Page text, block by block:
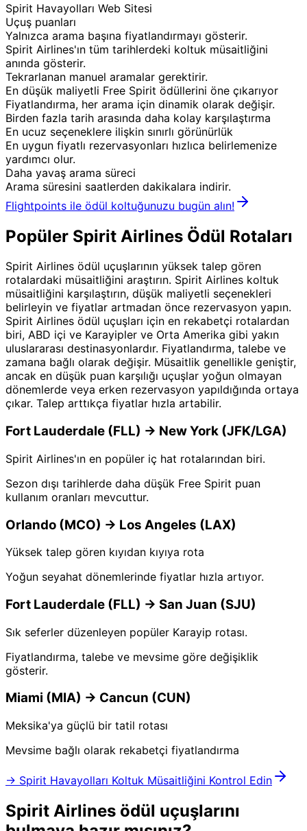
Spirit Havayolları Web Sitesi
Uçuş puanları
Yalnızca arama başına fiyatlandırmayı gösterir.
Spirit Airlines'ın tüm tarihlerdeki koltuk müsaitliğini
anında gösterir.
Tekrarlanan manuel aramalar gerektirir.
En düşük maliyetli Free Spirit ödüllerini öne çıkarıyor
Fiyatlandırma, her arama için dinamik olarak değişir.
Birden fazla tarih arasında daha kolay karşılaştırma
En ucuz seçeneklere ilişkin sınırlı görünürlük
En uygun fiyatlı rezervasyonları hızlıca belirlemenize
yardımcı olur.
Daha yavaş arama süreci
Arama süresini saatlerden dakikalara indirir.
Flightpoints ile ödül koltuğunuzu bugün alın!
Popüler Spirit Airlines Ödül Rotaları
Spirit Airlines ödül uçuşlarının yüksek talep gören
rotalardaki müsaitliğini araştırın. Spirit Airlines koltuk
müsaitliğini karşılaştırın, düşük maliyetli seçenekleri
belirleyin ve fiyatlar artmadan önce rezervasyon yapın.
Spirit Airlines ödül uçuşları için en rekabetçi rotalardan
biri, ABD içi ve Karayipler ve Orta Amerika gibi yakın
uluslararası destinasyonlardır. Fiyatlandırma, talebe ve
zamana bağlı olarak değişir. Müsaitlik genellikle geniştir,
ancak en düşük puan karşılığı uçuşlar yoğun olmayan
dönemlerde veya erken rezervasyon yapıldığında ortaya
çıkar. Talep arttıkça fiyatlar hızla artabilir.
Fort Lauderdale (FLL) → New York (JFK/LGA)
Spirit Airlines'ın en popüler iç hat rotalarından biri.
Sezon dışı tarihlerde daha düşük Free Spirit puan
kullanım oranları mevcuttur.
Orlando (MCO) → Los Angeles (LAX)
Yüksek talep gören kıyıdan kıyıya rota
Yoğun seyahat dönemlerinde fiyatlar hızla artıyor.
Fort Lauderdale (FLL) → San Juan (SJU)
Sık seferler düzenleyen popüler Karayip rotası.
Fiyatlandırma, talebe ve mevsime göre değişiklik
gösterir.
Miami (MIA) → Cancun (CUN)
Meksika'ya güçlü bir tatil rotası
Mevsime bağlı olarak rekabetçi fiyatlandırma
→ Spirit Havayolları Koltuk Müsaitliğini Kontrol Edin
Spirit Airlines ödül uçuşlarını